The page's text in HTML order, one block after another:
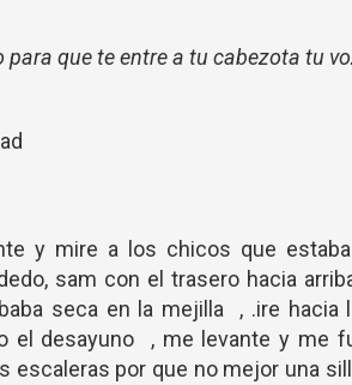
que te entre a tu cabezota tu
y mire a los chicos que
sam con el trasero hacia
seca en la mejilla , .ire hacia
el desayuno , me levante y me
escaleras por que no mejor una